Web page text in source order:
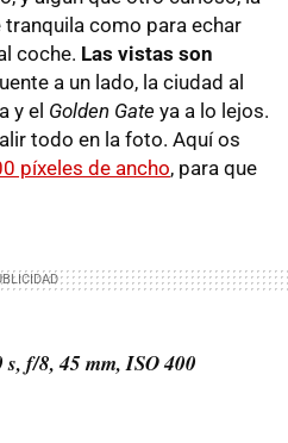
como para echar
coche. Las vistas son
a un lado, la ciudad al
y el Golden Gate ya a lo lejos.
todo en la foto. Aquí os
píxeles de ancho, para que
s, f/8, 45 mm, ISO 400